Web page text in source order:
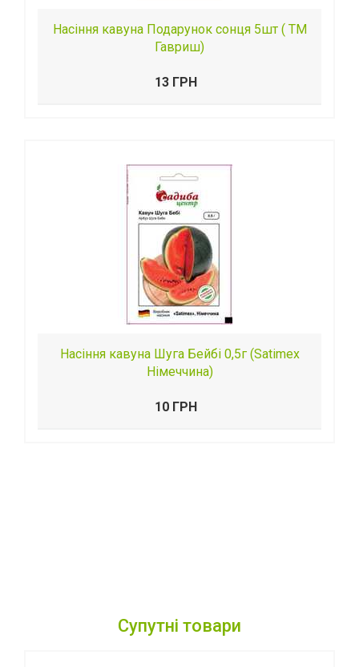
Насіння кавуна Подарунок сонця 5шт ( ТМ
Гавриш)
13 ГРН
Насіння кавуна Шуга Бейбі 0,5г (Satimex
Німеччина)
10 ГРН
Супутні товари